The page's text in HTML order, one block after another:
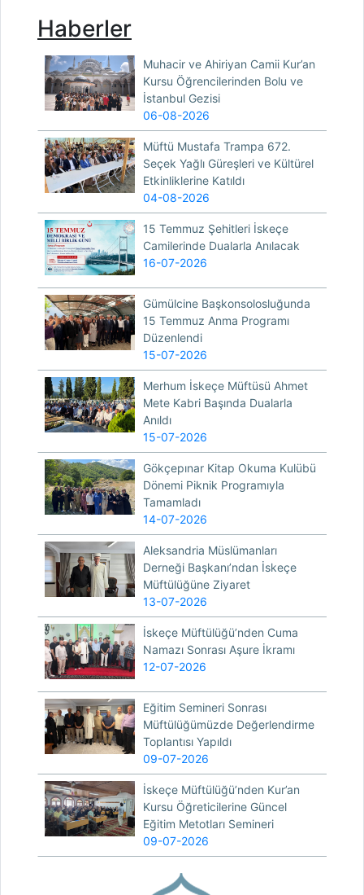
Haberler
Muhacir ve Ahiriyan Camii Kur’an
Kursu Öğrencilerinden Bolu ve
İstanbul Gezisi
06-08-2026
Müftü Mustafa Trampa 672.
Seçek Yağlı Güreşleri ve Kültürel
Etkinliklerine Katıldı
04-08-2026
15 Temmuz Şehitleri İskeçe
Camilerinde Dualarla Anılacak
16-07-2026
Gümülcine Başkonsolosluğunda
15 Temmuz Anma Programı
Düzenlendi
15-07-2026
Merhum İskeçe Müftüsü Ahmet
Mete Kabri Başında Dualarla
Anıldı
15-07-2026
Gökçepınar Kitap Okuma Kulübü
Dönemi Piknik Programıyla
Tamamladı
14-07-2026
Aleksandria Müslümanları
Derneği Başkanı’ndan İskeçe
Müftülüğüne Ziyaret
13-07-2026
İskeçe Müftülüğü’nden Cuma
Namazı Sonrası Aşure İkramı
12-07-2026
Eğitim Semineri Sonrası
Müftülüğümüzde Değerlendirme
Toplantısı Yapıldı
09-07-2026
İskeçe Müftülüğü’nden Kur’an
Kursu Öğreticilerine Güncel
Eğitim Metotları Semineri
09-07-2026